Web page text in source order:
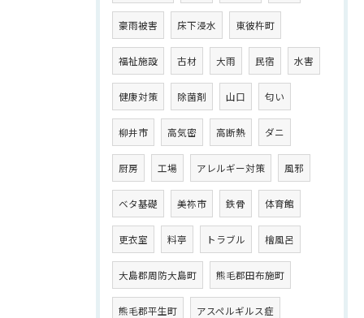
豪雨被害 床下浸水 東彼杵町
福祉施設 古材 大雨 民宿 水害
健康対策 除菌剤 山口 匂い
柳井市 高気密 高断熱 ダニ
厨房 工場 アレルギー対策 風邪
ベタ基礎 美祢市 鉄骨 体育館
更衣室 料亭 トラブル 檜風呂
大島郡周防大島町 熊毛郡田布施町
熊毛郡平生町 アスペルギルス症